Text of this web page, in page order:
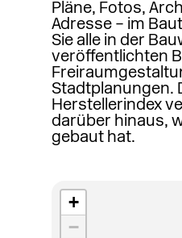
Pläne, Fotos,
Adresse – im
Sie alle in der
veröffentlichten
Stadtplanungen.
Herstellerindex
darüber hinaus,
gebaut hat.
+
−